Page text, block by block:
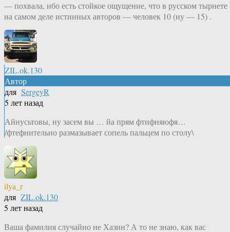
— похвала, ибо есть стойкое ощущение, что в русском тырнете
на самом деле истинных авторов — человек 10 (ну — 15) .
ZIL.ok.130
Автор
для SergeyR
5 лет назад
Айнусьтовы, ну засем вы … йа прям фтифняюфя…
/фтефнительно размазывает сопель пальцем по столу\
ilya_r
для ZIL.ok.130
5 лет назад
Ваша фамилия случайно не Хазин? А то не знаю, как вас